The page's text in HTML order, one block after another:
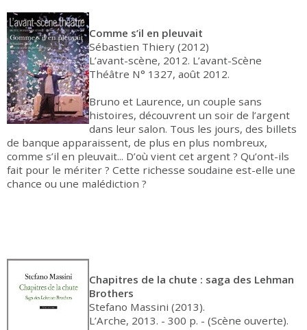
Comme s’il en pleuvait
Sébastien Thiery (2012)
L’avant-scène, 2012. L’avant-Scène
Théâtre N° 1327, août 2012.
Bruno et Laurence, un couple sans
histoires, découvrent un soir de l’argent
dans leur salon. Tous les jours, des billets
de banque apparaissent, de plus en plus nombreux,
comme s’il en pleuvait... D’où vient cet argent ? Qu’ont-ils
fait pour le mériter ? Cette richesse soudaine est-elle une
chance ou une malédiction ?
Chapitres de la chute : saga des Lehman
Brothers
Stefano Massini (2013).
L’Arche, 2013. - 300 p. - (Scène ouverte).